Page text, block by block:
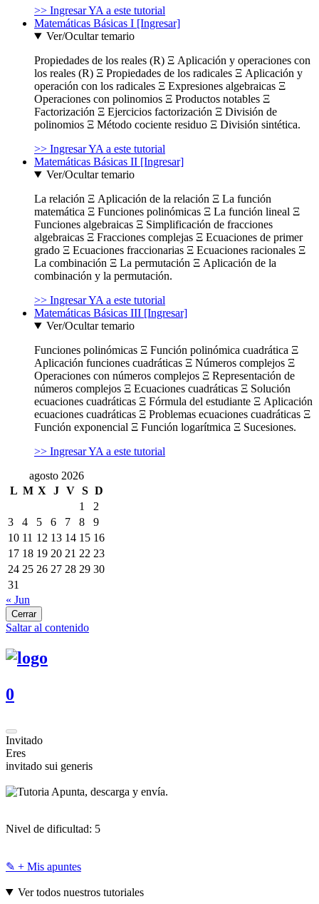
>> Ingresar YA a este tutorial
Matemáticas Básicas I [Ingresar]
Ver/Ocultar temario
Propiedades de los reales (R) Ξ Aplicación y operaciones con
los reales (R) Ξ Propiedades de los radicales Ξ Aplicación y
operación con los radicales Ξ Expresiones algebraicas Ξ
Operaciones con polinomios Ξ Productos notables Ξ
Factorización Ξ Ejercicios factorización Ξ División de
polinomios Ξ Método cociente residuo Ξ División sintética.
>> Ingresar YA a este tutorial
Matemáticas Básicas II [Ingresar]
Ver/Ocultar temario
La relación Ξ Aplicación de la relación Ξ La función
matemática Ξ Funciones polinómicas Ξ La función lineal Ξ
Funciones algebraicas Ξ Simplificación de fracciones
algebraicas Ξ Fracciones complejas Ξ Ecuaciones de primer
grado Ξ Ecuaciones fraccionarias Ξ Ecuaciones racionales Ξ
La combinación Ξ La permutación Ξ Aplicación de la
combinación y la permutación.
>> Ingresar YA a este tutorial
Matemáticas Básicas III [Ingresar]
Ver/Ocultar temario
Funciones polinómicas Ξ Función polinómica cuadrática Ξ
Aplicación funciones cuadráticas Ξ Números complejos Ξ
Operaciones con números complejos Ξ Representación de
números complejos Ξ Ecuaciones cuadráticas Ξ Solución
ecuaciones cuadráticas Ξ Fórmula del estudiante Ξ Aplicación
ecuaciones cuadráticas Ξ Problemas ecuaciones cuadráticas Ξ
Función exponencial Ξ Función logarítmica Ξ Sucesiones.
>> Ingresar YA a este tutorial
agosto 2026
L M X J V S D
1
2
3
4 5 6 7 8
9
10 11 12 13 14 15 16
17 18 19 20 21 22 23
24 25 26 27 28 29 30
31
« Jun
Cerrar
Saltar al contenido
0
Invitado
Eres
invitado sui generis
Apunta, descarga y envía.
Nivel de dificultad: 5
✎ + Mis apuntes
Ver todos nuestros tutoriales